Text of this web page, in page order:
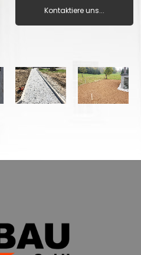
Kontaktiere uns...